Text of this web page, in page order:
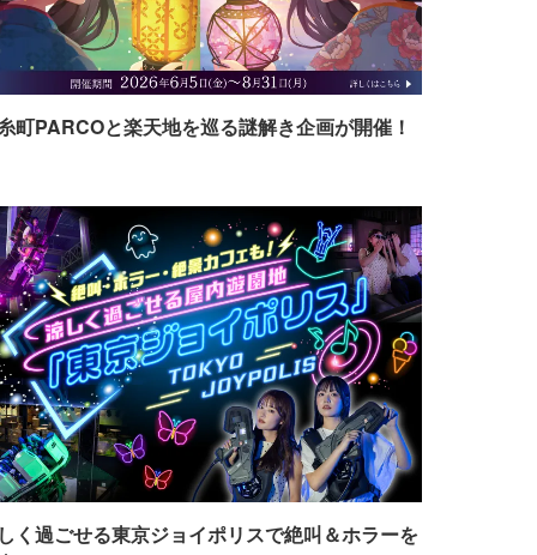
町PARCOと楽天地を巡る謎解き企画が開催！
く過ごせる東京ジョイポリスで絶叫＆ホラーを